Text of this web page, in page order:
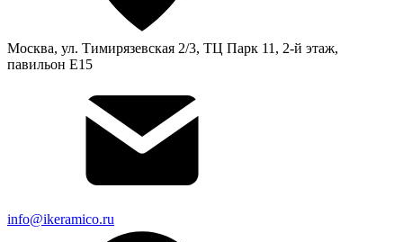
Москва, ул. Тимирязевская 2/3, ТЦ Парк 11, 2-й этаж,
павильон Е15
info@ikeramico.ru